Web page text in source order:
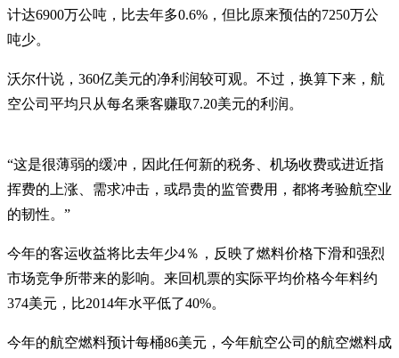
计达6900万公吨，比去年多0.6%，但比原来预估的7250万公
吨少。
沃尔什说，360亿美元的净利润较可观。不过，换算下来，航
空公司平均只从每名乘客赚取7.20美元的利润。
“这是很薄弱的缓冲，因此任何新的税务、机场收费或进近指
挥费的上涨、需求冲击，或昂贵的监管费用，都将考验航空业
的韧性。”
今年的客运收益将比去年少4％，反映了燃料价格下滑和强烈
市场竞争所带来的影响。来回机票的实际平均价格今年料约
374美元，比2014年水平低了40%。
今年的航空燃料预计每桶86美元，今年航空公司的航空燃料成